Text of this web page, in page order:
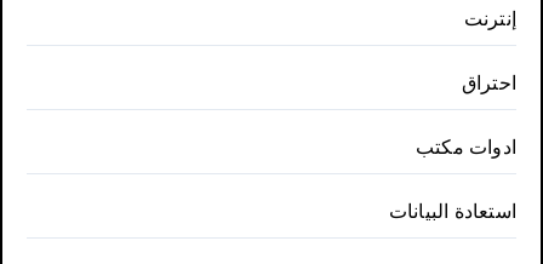
إنترنت
احتراق
ادوات مكتب
استعادة البيانات